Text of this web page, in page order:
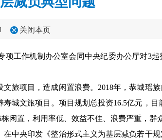
关闭本页
工作机制办公室会同中央纪委办公厅对3起
项目，造成闲置浪费。2018年，恭城瑶
城文旅项目。项目规划总投资16.5亿元，
闲置，利用率低、效益不佳、浪费严重，群
央印发《整治形式主义为基层减负若干规